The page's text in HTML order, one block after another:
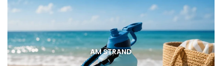
AM STRAND